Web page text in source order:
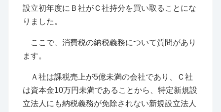
設立初年度にＢ社がＣ社持分を買い取ることにな
りました。
ここで、消費税の納税義務について質問があり
ます。
Ａ社は課税売上が5億未満の会社であり、Ｃ社
は資本金10万円未満であることから、特定新規設
立法人にも納税義務が免除されない新規設立法人